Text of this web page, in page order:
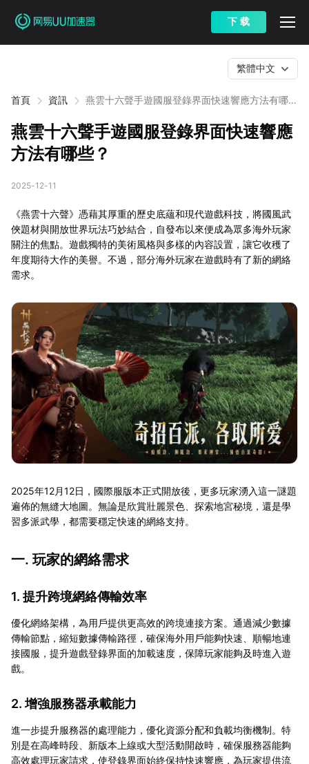
下 载
首頁 資訊
燕雲十六聲手遊國服登錄界面快速響應方法有哪
繁體中文
燕雲十六聲手遊國服登錄界面快速響應
方法有哪些？
2025-12-11
《燕雲十六聲》憑藉其厚重的歷史底蘊和現代遊戲科技，將國風武
俠題材與開放世界玩法巧妙結合，自發布以來便成為眾多海外玩家
關注的焦點。遊戲獨特的美術風格與多樣的內容設置，讓它收穫了
年度期待大作的美譽。不過，部分海外玩家在遊戲時有了新的網絡
需求。
2025年12月12日，國際服版本正式開放後，更多玩家湧入這一謎題
遍佈的無縫大地圖。無論是欣賞壯麗景色、探索地宮秘境，還是學
習多派武學，都需要穩定快速的網絡支持。
一. 玩家的網絡需求
1. 提升跨境網絡傳輸效率
優化網絡架構，為用戶提供更高效的跨境連接方案。通過減少數據
傳輸節點，縮短數據傳輸路徑，確保海外用戶能夠快速、順暢地連
接國服，提升遊戲登錄界面的加載速度，保障玩家能夠及時進入遊
戲。
2. 增強服務器承載能力
進一步提升服務器的處理能力，優化資源分配和負載均衡機制。特
別是在高峰時段、新版本上線或大型活動開啟時，確保服務器能夠
高效處理玩家請求，使登錄界面始終保持快速響應，為玩家提供流